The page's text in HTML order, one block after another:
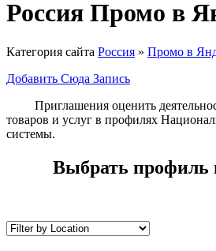
Россия Промо в
Категория сайта Россия » Промо в
Добавить Сюда Запись
Приглашения оценить
товаров и услуг в профилях
системы.
Выбрать профиль